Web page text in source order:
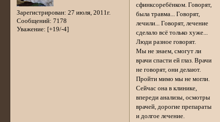
Зарегистрирован: 27 июля, 2011г.
Сообщений: 7178
Уважение: [+19/-4]
сфинксоребёнком. Говорят,
была травма... Говорят,
лечили... Говорят, лечение
сделало всё только хуже...
Люди разное говорят.
Мы не знаем, смогут ли
врачи спасти ей глаз. Врачи
не говорят, они делают.
Пройти мимо мы не могли.
Сейчас она в клинике,
впереди анализы, осмотры
врачей, дорогие препараты
и долгое лечение.